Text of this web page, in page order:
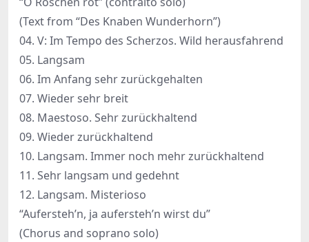
(Text from “Des Knaben Wunderhorn”)
04. V: Im Tempo des Scherzos. Wild herausfahrend
05. Langsam
06. Im Anfang sehr zurückgehalten
07. Wieder sehr breit
08. Maestoso. Sehr zurückhaltend
09. Wieder zurückhaltend
10. Langsam. Immer noch mehr zurückhaltend
11. Sehr langsam und gedehnt
12. Langsam. Misterioso
“Aufersteh’n, ja aufersteh’n wirst du”
(Chorus and soprano solo)